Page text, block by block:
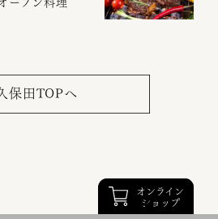
保田TOPへ
オンライン
ショップ
オンライン
ショップ